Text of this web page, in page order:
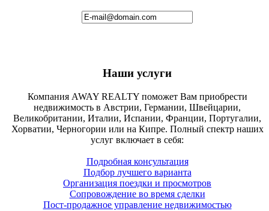
Наши услуги
Компания AWAY REALTY поможет Вам приобрести
недвижимость в Австрии, Германии, Швейцарии,
Великобритании, Италии, Испании, Франции, Португалии,
Хорватии, Черногории или на Кипре. Полный спектр наших
услуг включает в себя:
Подробная консультация
Подбор лучшего варианта
Организация поездки и просмотров
Сопровождение во время сделки
Пост-продажное управление недвижимостью